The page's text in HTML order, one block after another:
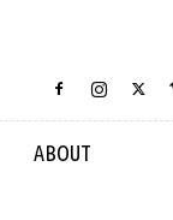
ABOUT